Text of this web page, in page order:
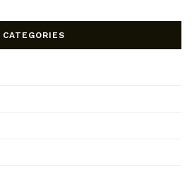
CATEGORIES